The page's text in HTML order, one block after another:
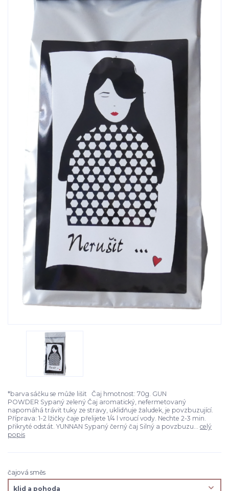
*barva sáčku se může lišit Čaj hmotnost: 70g. GUN
POWDER Sypaný zelený Čaj aromatický, nefermetovaný
napomáhá trávit tuky ze stravy, uklidňuje žaludek, je povzbuzující.
Příprava: 1-2 lžičky čaje přelijete 1/4 l vroucí vody. Nechte 2-3 min.
přikryté odstát. YUNNAN Sypaný černý čaj Silný a povzbuzu... celý
popis
čajová směs